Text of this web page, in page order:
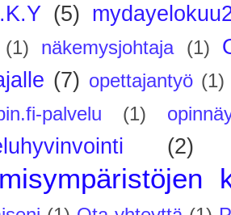
(5)
(1) näkemysjohtaja (1)
(7) opettajantyö (1)
palvelu (1)
(2)